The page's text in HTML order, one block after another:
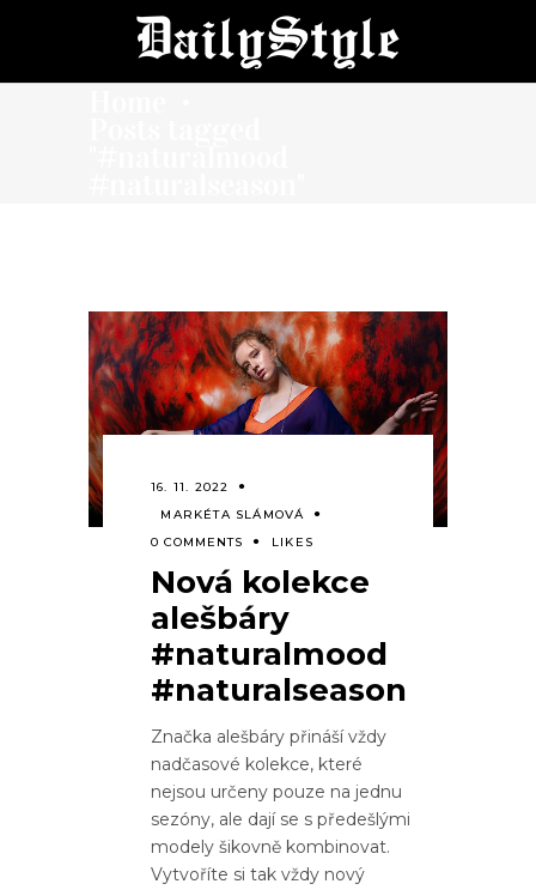
16. 11. 2022
MARKÉTA SLÁMOVÁ
0 COMMENTS
LIKES
Nová kolekce
alešbáry
#naturalmood
#naturalseason
Značka alešbáry přináší vždy
nadčasové kolekce, které
nejsou určeny pouze na jednu
sezóny, ale dají se s předešlými
modely šikovně kombinovat.
Vytvoříte si tak vždy nový